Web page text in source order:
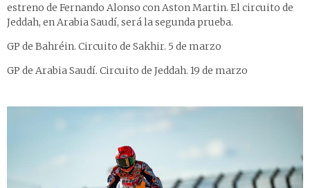
estreno de Fernando Alonso con Aston Martin. El circuito de
Jeddah, en Arabia Saudí, será la segunda prueba.
GP de Bahréin. Circuito de Sakhir. 5 de marzo
GP de Arabia Saudí. Circuito de Jeddah. 19 de marzo